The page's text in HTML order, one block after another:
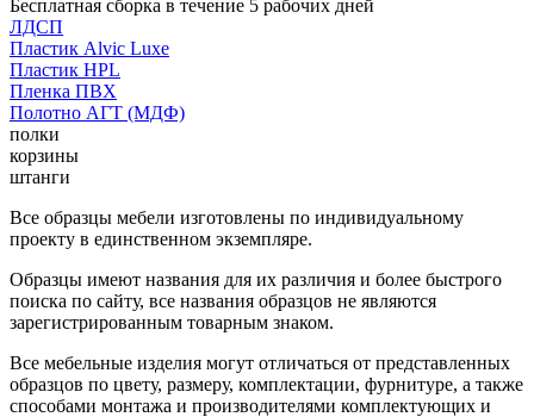
Бесплатная сборка в течение 5 рабочих дней
ЛДСП
Пластик Alvic Luxe
Пластик HPL
Пленка ПВХ
Полотно АГТ (МДФ)
полки
корзины
штанги
Все образцы мебели изготовлены по индивидуальному
проекту в единственном экземпляре.
Образцы имеют названия для их различия и более быстрого
поиска по сайту, все названия образцов не являются
зарегистрированным товарным знаком.
Все мебельные изделия могут отличаться от представленных
образцов по цвету, размеру, комплектации, фурнитуре, а также
способами монтажа и производителями комплектующих и